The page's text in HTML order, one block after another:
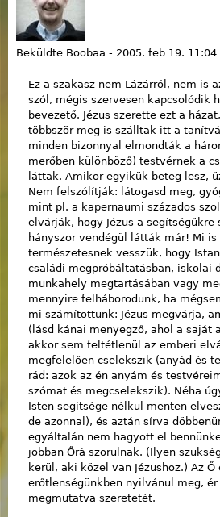
Beküldte Boobaa - 2005. feb 19. 11:04
Ez a szakasz nem Lázárról, nem is
szól, mégis szervesen kapcsolódik
bevezető. Jézus szerette ezt a
többször meg is szálltak itt a
minden bizonnyal elmondták a
merőben különböző) testvérnek a
láttak. Amikor egyikük beteg lesz,
Nem felszólítják: látogasd meg,
mint pl. a kapernaumi százados
elvárják, hogy Jézus a segítségükre
hányszor vendégül látták már! Mi
természetesnek vesszük, hogy
családi megpróbáltatásban, iskolai
munkahely megtartásában vagy
mennyire felháborodunk, ha
mi számítottunk: Jézus megvárja,
(lásd kánai menyegző, ahol a saját
akkor sem feltétlenül az emberi
megfelelően cselekszik (anyád és
rád: azok az én anyám és
szómat és megcselekszik). Néha
Isten segítsége nélkül menten
de azonnal), és aztán sírva
egyáltalán nem hagyott el
jobban Őrá szorulnak. (Ilyen
kerül, aki közel van Jézushoz.) Az
erőtlenségünkben nyilvánul meg,
megmutatva szeretetét.